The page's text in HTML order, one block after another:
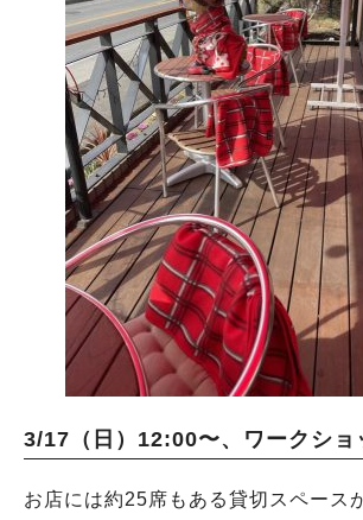
3/17（日）12:00〜、ワークショ
お店には約25席もある貸切スペース